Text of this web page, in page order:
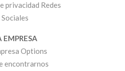
privacidad Redes
Sociales
EMPRESA
Options
encontrarnos